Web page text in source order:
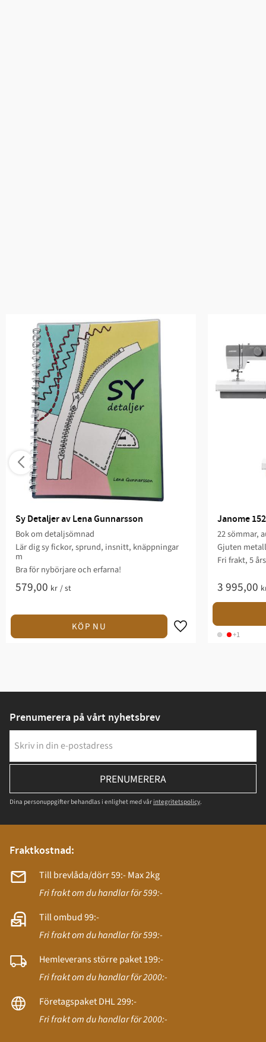
Sy Detaljer av Lena Gunnarsson
Bok om detaljsömnad
Lär dig sy fickor, sprund, insnitt, knäppningar
m
Bra för nybörjare och erfarna!
579,00 kr /st
Janome
22 sömmar,
Gjuten
Fri frakt, 5
3 995,00
+1
Prenumerera på vårt nyhetsbrev
PRENUMERERA
Dina personuppgifter behandlas i enlighet med vår integritetspolicy.
Fraktkostnad:
Till brevlåda/dörr 59:- Max 2kg
Fri frakt om du handlar för 599:-
Till ombud 99:-
Fri frakt om du handlar för 599:-
Hemleverans större paket 199:-
Fri frakt om du handlar för 2000:-
Företagspaket DHL 299:-
Fri frakt om du handlar för 2000:-